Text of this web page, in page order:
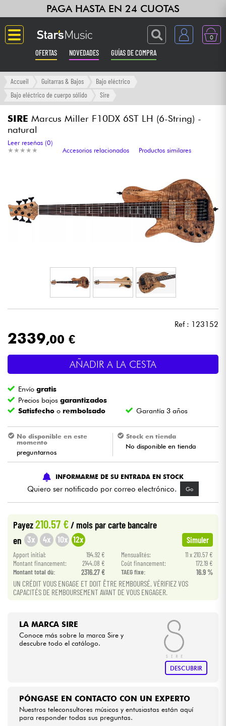
PAGA HASTA EN 24 CUOTAS
0
OFERTAS NOVEDADES GUÍAS DE COMPRA
Langue
Grabación
Luces
Batería y percusión
Vientos
Niños
Cables & Acces.
HiFi
Bundle
Ver nuestras marcas
Accueil Guitarras & Bajos
Bajo eléctrico
Bajo eléctrico de cuerpo sólido
Sire
SIRE Marcus Miller F10DX 6ST LH (6-String) -
natural
★ ★ ★ ★ ★
★ ★ ★ ★ ★
Leer reseñas (0)
Accesorios relacionados
Productos similares
Ref : 123152
2339,00 €
AÑADIR A LA CESTA
Envíogratis
Precios bajosgarantizados
Satisfecho o rembolsado Garantía 3 años
No disponible en este
momento
preguntarnos
Stock en tienda
No disponible en tienda
INFORMARME DE SU ENTRADA EN STOCK
Quiero ser notificado por correo electrónico. Go
Payez210.57 € / mois par carte bancaire
en 3x 4x 10x 12x Simuler
Apport initial: 194.92 € Mensualités:
11 x 210.57 €
Montant financement:
2144.08 € Coût financement:
172.19 €
Montant total dù:
2316.27 € TAEG fixe: 16.9 %
UN CRÉDIT VOUS ENGAGE ET DOIT ÊTRE REMBOURSÉ. VÉRIFIEZ VOS
CAPACITÉS DE REMBOURSEMENT AVANT DE VOUS ENGAGER.
LA MARCA SIRE
Conoce más sobre la marca Sire y
descubre todo el catálogo.
DESCUBRIR
PÓNGASE EN CONTACTO CON UN EXPERTO
Nuestros teleconsultores músicos y entusiastas están aquí
para responder todas sus preguntas.